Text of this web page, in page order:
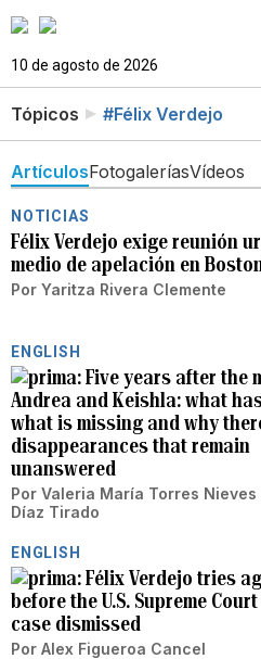
10 de agosto de 2026
Tópicos #Félix Verdejo
ArtículosFotogaleríasVídeos
NOTICIAS
Félix Verdejo exige reunión
medio de apelación en
Por Yaritza Rivera Clemente
ENGLISH
Five years after the
Andrea and Keishla: what
what is missing and why
disappearances that remain
unanswered
Por Valeria María Torres Nieves
Díaz Tirado
ENGLISH
Félix Verdejo tries
before the U.S. Supreme
case dismissed
Por Alex Figueroa Cancel